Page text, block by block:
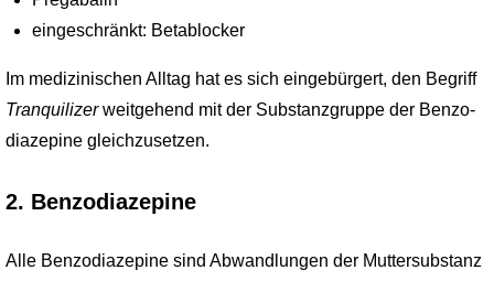
eingeschränkt: Betablocker
Im medizinischen Alltag hat es sich eingebürgert, den Begriff
Tranquilizerweitgehend mit der Substanzgruppe der Benzo­
diazepine gleichzusetzen.
2. Benzodiazepine
Alle Benzodiazepine sind Abwandlungen der Muttersubstanz